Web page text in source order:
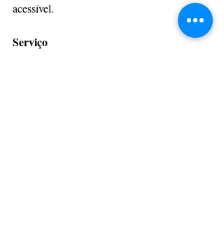
acessível.
Serviço